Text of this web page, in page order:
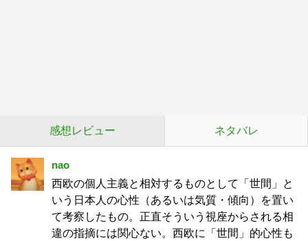
感想レビュー ネタバレ
nao
西欧の個人主義と相対するものとして「世間」と
いう日本人の心性（あるいは気質・傾向）を置い
て考察したもの。正直そういう視座からされる相
違の指摘には関心ない。西欧に「世間」的心性も